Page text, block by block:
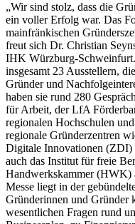
„Wir sind stolz, dass die
ein voller Erfolg war. Das
mainfränkischen
freut sich Dr. Christian
IHK Würzburg-
insgesamt 23 Ausstellern,
Gründer und
haben sie rund 280
für Arbeit, der LfA
regionalen Hochschulen
regionale Gründerzentren
Digitale Innovationen
auch das Institut für freie
Handwerkskammer (HWK)
Messe liegt in der
Gründerinnen und Gründer
wesentlichen Fragen rund